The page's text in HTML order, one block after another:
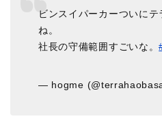
ビンスイパーカーついに
ね。
社長の守備範囲すごいな。
— hogme